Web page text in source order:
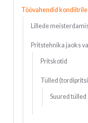
Töövahendid
Lillede
Pritstehnika jaoks
Pritskotid
Tülled
Suured tülled